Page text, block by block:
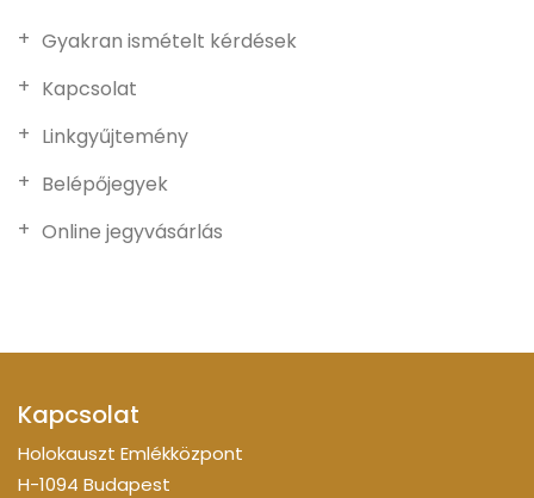
Gyakran ismételt kérdések
Kapcsolat
Linkgyűjtemény
Belépőjegyek
Online jegyvásárlás
Kapcsolat
Holokauszt Emlékközpont
H-1094 Budapest